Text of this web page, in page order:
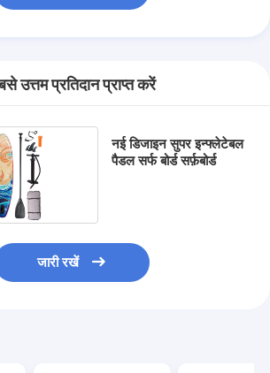
उत्तम प्रतिदान प्राप्त करें
नई डिजाइन सुपर इन्फ्लेटेबल
पैडल सर्फ बोर्ड सर्फ़बोर्ड
जारी रखें